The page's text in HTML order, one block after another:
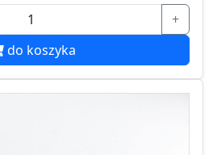
+
do koszyka